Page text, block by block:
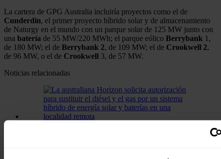
La cartera de GPG Australia incluiría proyectos como el de
Cunderdin, el primer proyecto híbrido solar y de almacenamiento
de Naturgy en el mundo con un parque solar de 125 MW junto con
una batería de 55 MW/220 MWh; el parque eólico Berrybank 1,
de 180 MW; el de Berrybank 2, de 109 MW; el de Crookwell 2,
de 96 MW, o el de Crookwell 3, de 57 MW.
Noticias relacionadas